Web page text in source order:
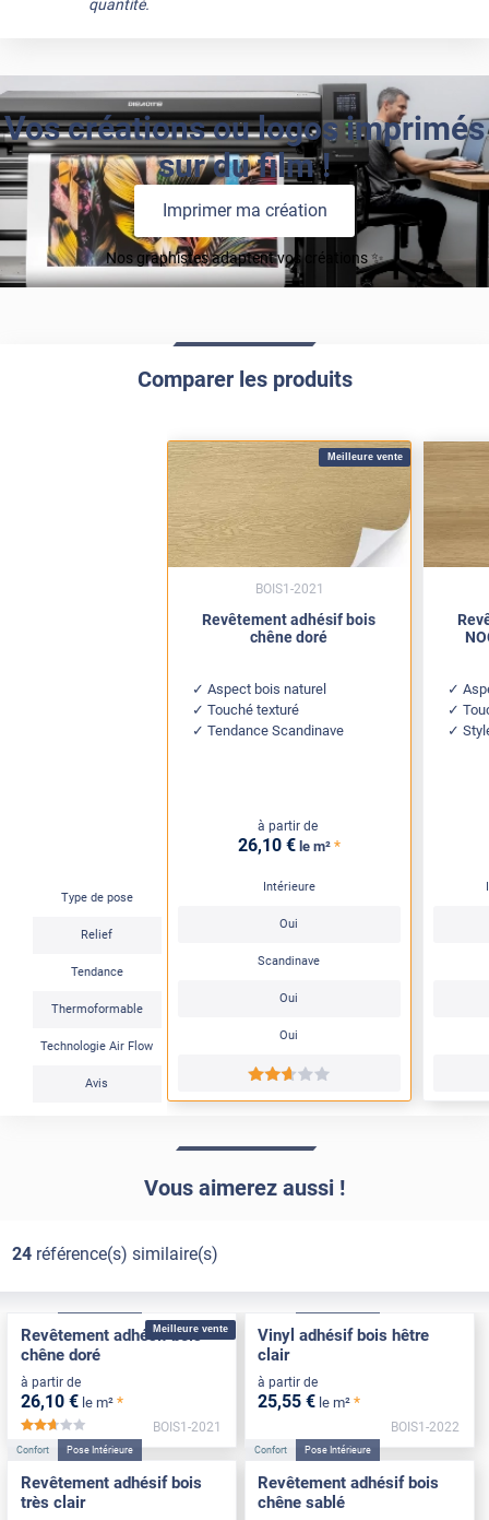
quantité.
Vos créations ou logos imprimés
sur du film !
Imprimer ma création
Nos graphistes adaptent vos créations ✨
Comparer les produits
Type de pose
Relief
Tendance
Thermoformable
Technologie Air Flow
Avis
Meilleure vente
Revêtement adhésif bois
chêne doré
Aspect bois naturel
Touché texturé
Tendance Scandinave
à partir de
26,10 € le m² *
Intérieure
Oui
Scandinave
Oui
Oui
*****
BOIS1-2021
Vous aimerez aussi !
24référence(s) similaire(s)
Meilleure vente
Revêtement adhésif bois
chêne doré
à partir de
26,10 € le m² *
*****
BOIS1-2021
Vinyl adhésif bois hêtre
clair
à partir de
25,55 € le m² *
BOIS1-2022
Confort Pose Intérieure
Revêtement adhésif bois
très clair
Confort Pose Intérieure
Revêtement adhésif bois
chêne sablé